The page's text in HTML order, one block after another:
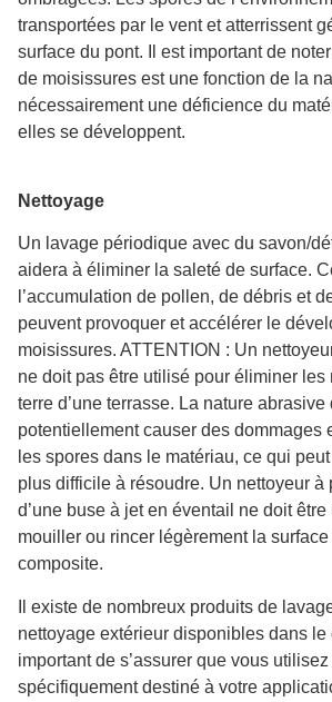
transportées par le vent et atterrissent
surface du pont. Il est important de
de moisissures est une fonction de la
nécessairement une déficience du
elles se développent.
Nettoyage
Un lavage périodique avec du savon/
aidera à éliminer la saleté de surface.
l’accumulation de pollen, de débris et
peuvent provoquer et accélérer le
moisissures. ATTENTION : Un
ne doit pas être utilisé pour éliminer
terre d’une terrasse. La nature abrasive
potentiellement causer des dommages
les spores dans le matériau, ce qui
plus difficile à résoudre. Un nettoyeur à
d’une buse à jet en éventail ne doit
mouiller ou rincer légèrement la
composite.
Il existe de nombreux produits de
nettoyage extérieur disponibles dans le
important de s’assurer que vous
spécifiquement destiné à votre